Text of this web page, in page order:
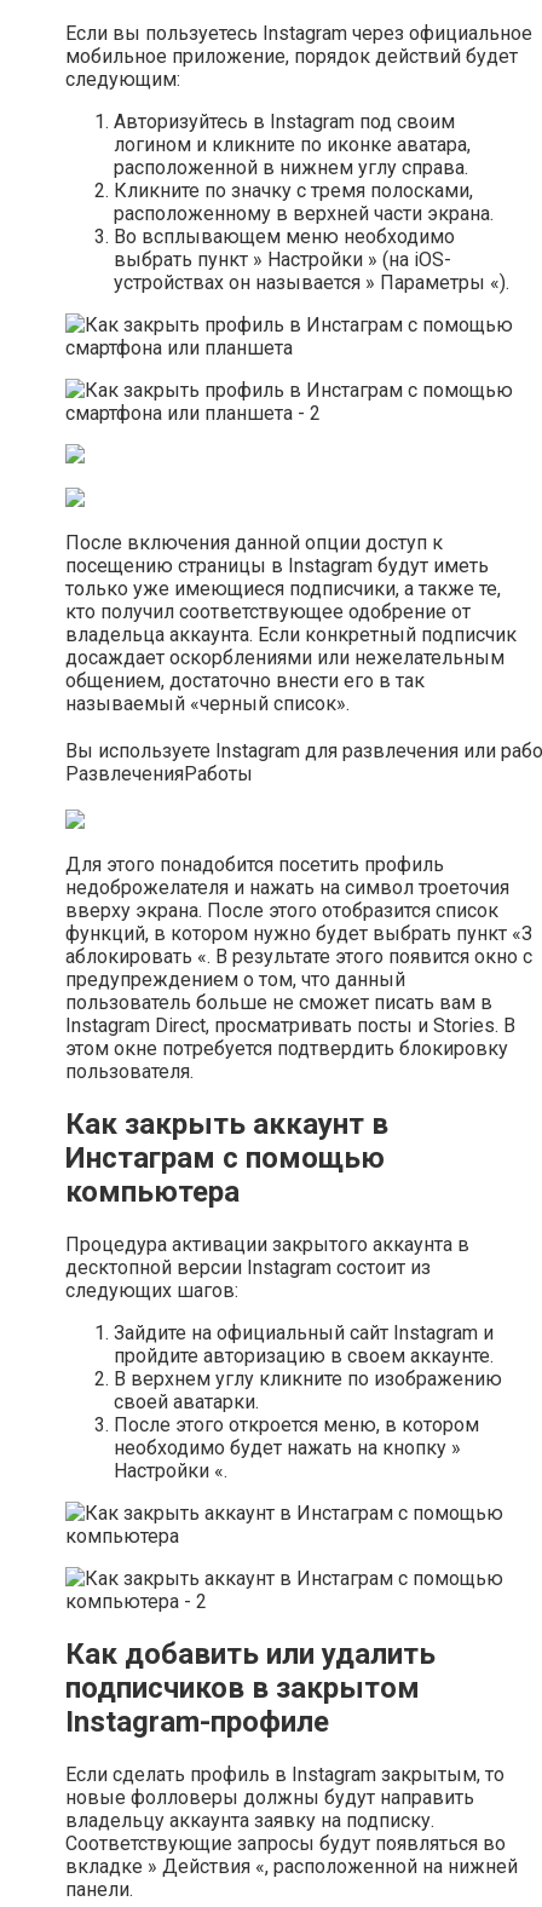
Если вы пользуетесь Instagram через официальное
мобильное приложение, порядок действий будет
следующим:
Авторизуйтесь в Instagram под своим
логином и кликните по иконке аватара,
расположенной в нижнем углу справа.
Кликните по значку с тремя полосками,
расположенному в верхней части экрана.
Во всплывающем меню необходимо
выбрать пункт » Настройки » (на iOS-
устройствах он называется » Параметры «).
После включения данной опции доступ к
посещению страницы в Instagram будут иметь
только уже имеющиеся подписчики, а также те,
кто получил соответствующее одобрение от
владельца аккаунта. Если конкретный подписчик
досаждает оскорблениями или нежелательным
общением, достаточно внести его в так
называемый «черный список».
Вы используете Instagram для развлечения или
РазвлеченияРаботы
Для этого понадобится посетить профиль
недоброжелателя и нажать на символ троеточия
вверху экрана. После этого отобразится список
функций, в котором нужно будет выбрать пункт «З
аблокировать «. В результате этого появится окно с
предупреждением о том, что данный
пользователь больше не сможет писать вам в
Instagram Direct, просматривать посты и Stories. В
этом окне потребуется подтвердить блокировку
пользователя.
Как закрыть аккаунт в
Инстаграм с помощью
компьютера
Процедура активации закрытого аккаунта в
десктопной версии Instagram состоит из
следующих шагов:
Зайдите на официальный сайт Instagram и
пройдите авторизацию в своем аккаунте.
В верхнем углу кликните по изображению
своей аватарки.
После этого откроется меню, в котором
необходимо будет нажать на кнопку »
Настройки «.
Как добавить или удалить
подписчиков в закрытом
Instagram-профиле
Если сделать профиль в Instagram закрытым, то
новые фолловеры должны будут направить
владельцу аккаунта заявку на подписку.
Соответствующие запросы будут появляться во
вкладке » Действия «, расположенной на нижней
панели.